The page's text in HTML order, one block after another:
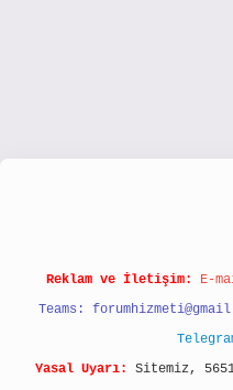
Reklam ve İletişim: E-
Teams:
Yasal Uyarı:
Sitemiz,